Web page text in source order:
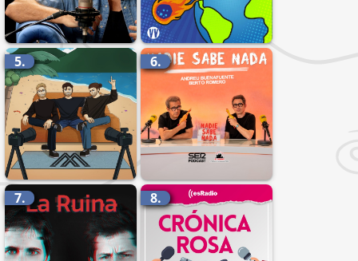
5. 6.
7. 8.